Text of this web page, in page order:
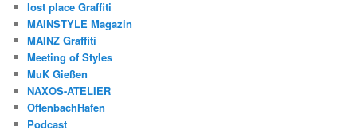
lost place Graffiti
MAINSTYLE Magazin
MAINZ Graffiti
Meeting of Styles
MuK Gießen
NAXOS-ATELIER
OffenbachHafen
Podcast